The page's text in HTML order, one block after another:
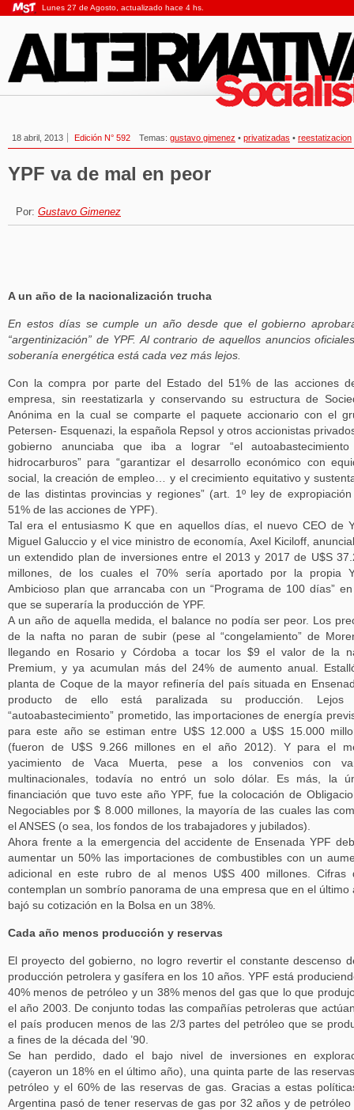
Lunes 27 de Agosto, actualizado hace 4 hs.
18 abril, 2013 Edición N° 592 Temas: gustavo gimenez • privatizadas • reestatizacion
YPF va de mal en peor
Por: Gustavo Gimenez
A un año de la nacionalización trucha
En estos días se cumple un año desde que el gobierno
“argentinización” de YPF. Al contrario de aquellos anuncios
soberanía energética está cada vez más lejos.
Con la compra por parte del Estado del 51% de las acciones
empresa, sin reestatizarla y conservando su estructura de
Anónima en la cual se comparte el paquete accionario con el
Petersen- Esquenazi, la española Repsol y otros accionistas
gobierno anunciaba que iba a lograr “el
hidrocarburos” para “garantizar el desarrollo económico con
social, la creación de empleo… y el crecimiento equitativo y
de las distintas provincias y regiones” (art. 1º ley de
51% de las acciones de YPF).
Tal era el entusiasmo K que en aquellos días, el nuevo CEO de
Miguel Galuccio y el vice ministro de economía, Axel Kiciloff,
un extendido plan de inversiones entre el 2013 y 2017 de U$S
millones, de los cuales el 70% sería aportado por la propia
Ambicioso plan que arrancaba con un “Programa de 100 días”
que se superaría la producción de YPF.
A un año de aquella medida, el balance no podía ser peor. Los
de la nafta no paran de subir (pese al “congelamiento” de
llegando en Rosario y Córdoba a tocar los $9 el valor de la
Premium, y ya acumulan más del 24% de aumento anual.
planta de Coque de la mayor refinería del país situada en
producto de ello está paralizada su producción. Lejos
“autoabastecimiento” prometido, las importaciones de energía
para este año se estiman entre U$S 12.000 a U$S 15.000
(fueron de U$S 9.266 millones en el año 2012). Y para el
yacimiento de Vaca Muerta, pese a los convenios con
multinacionales, todavía no entró un solo dólar. Es más, la
financiación que tuvo este año YPF, fue la colocación de
Negociables por $ 8.000 millones, la mayoría de las cuales las
el ANSES (o sea, los fondos de los trabajadores y jubilados).
Ahora frente a la emergencia del accidente de Ensenada YPF
aumentar un 50% las importaciones de combustibles con un
adicional en este rubro de al menos U$S 400 millones. Cifras
contemplan un sombrío panorama de una empresa que en el último
bajó su cotización en la Bolsa en un 38%.
Cada año menos producción y reservas
El proyecto del gobierno, no logro revertir el constante descenso
producción petrolera y gasífera en los 10 años. YPF está
40% menos de petróleo y un 38% menos del gas que lo que
el año 2003. De conjunto todas las compañías petroleras que
el país producen menos de las 2/3 partes del petróleo que se
a fines de la década del ’90.
Se han perdido, dado el bajo nivel de inversiones en
(cayeron un 18% en el último año), una quinta parte de las
petróleo y el 60% de las reservas de gas. Gracias a estas
Argentina pasó de tener reservas de gas por 32 años y de petróleo